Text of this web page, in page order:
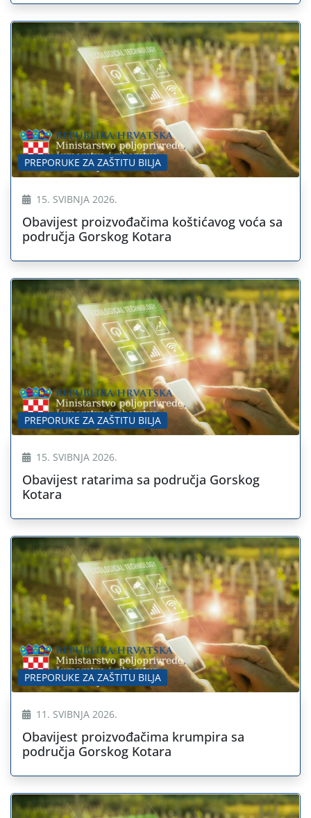
PREPORUKE ZA ZAŠTITU BILJA
15. SVIBNJA 2026.
Obavijest proizvođačima koštićavog voća sa
područja Gorskog Kotara
PREPORUKE ZA ZAŠTITU BILJA
15. SVIBNJA 2026.
Obavijest ratarima sa područja Gorskog
Kotara
PREPORUKE ZA ZAŠTITU BILJA
11. SVIBNJA 2026.
Obavijest proizvođačima krumpira sa
područja Gorskog Kotara